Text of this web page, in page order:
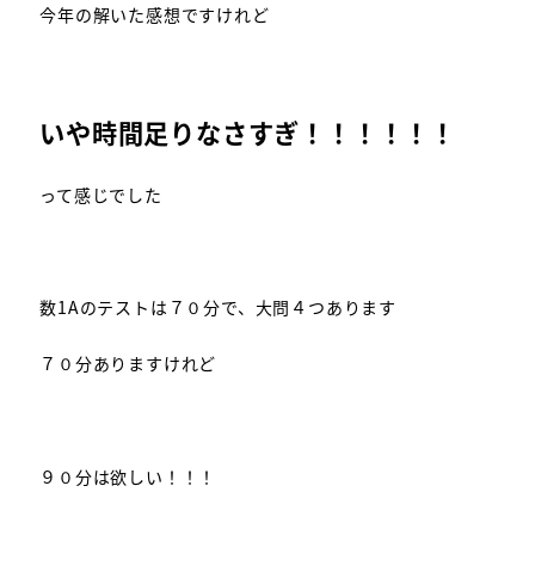
今年の解いた感想ですけれど
いや時間足りなさすぎ！！！！！！
って感じでした
数1Aのテストは７０分で、大問４つあります
７０分ありますけれど
９０分は欲しい！！！